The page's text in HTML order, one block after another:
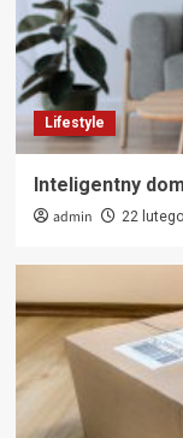
Lifestyle
Inteligentny
admin 22